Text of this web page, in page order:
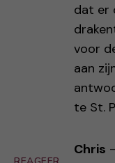
dat er
voor
aan
te St.
Chris -